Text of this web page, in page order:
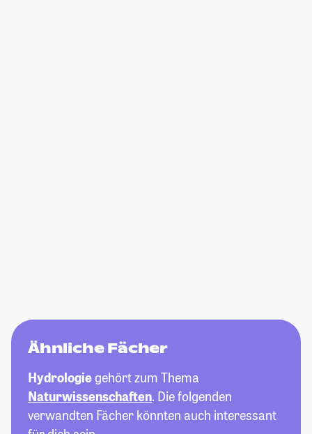
Ähnliche Fächer
Hydrologiegehört zum Thema
Naturwissenschaften. Die folgenden
verwandten Fächer könnten auch interessant